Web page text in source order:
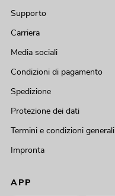
Supporto
Carriera
Media sociali
Condizioni di pagamento
Spedizione
Protezione dei dati
Termini e condizioni generali
Impronta
APP